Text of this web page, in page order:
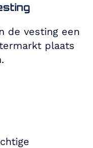
de vesting een
plaats